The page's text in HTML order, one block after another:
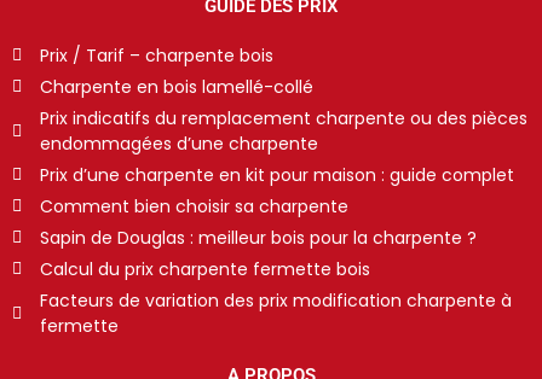
GUIDE DES PRIX
Prix / Tarif – charpente bois
Charpente en bois lamellé-collé
Prix indicatifs du remplacement charpente ou des pièces
endommagées d’une charpente
Prix d’une charpente en kit pour maison : guide complet
Comment bien choisir sa charpente
Sapin de Douglas : meilleur bois pour la charpente ?
Calcul du prix charpente fermette bois
Facteurs de variation des prix modification charpente à
fermette